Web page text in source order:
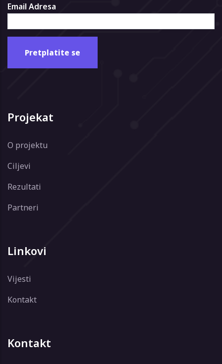
Email Adresa
Projekat
O projektu
Ciljevi
Rezultati
Partneri
Linkovi
Vijesti
Kontakt
Kontakt